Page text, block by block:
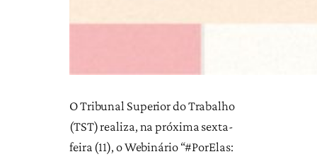
O Tribunal Superior do Trabalho
(TST) realiza, na próxima sexta-
feira (11), o Webinário “#PorElas: